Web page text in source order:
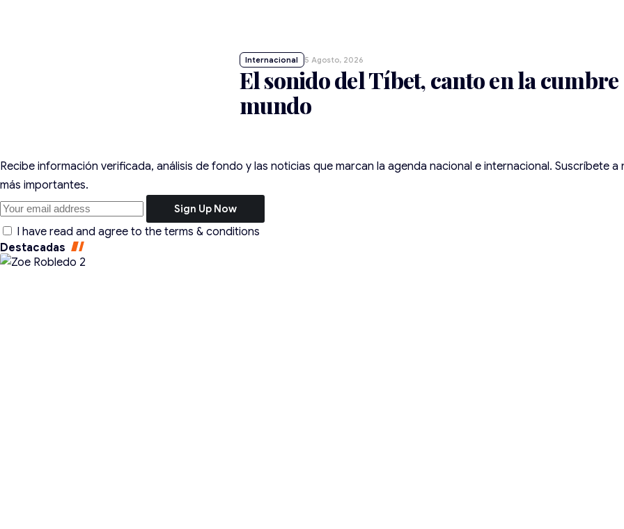
Internacional 5 Agosto, 2026
El sonido del Tíbet, canto en la
mundo
Recibe información verificada, análisis de fondo y las noticias que marcan la agenda nacional e internacional. Suscríbete
más importantes.
I have read and agree to the terms & conditions
Destacadas